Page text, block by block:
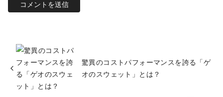
驚異のコストパフォーマンスを誇る「ゲ
オのスウェット」とは？